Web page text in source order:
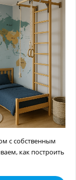
с собственным
как построить